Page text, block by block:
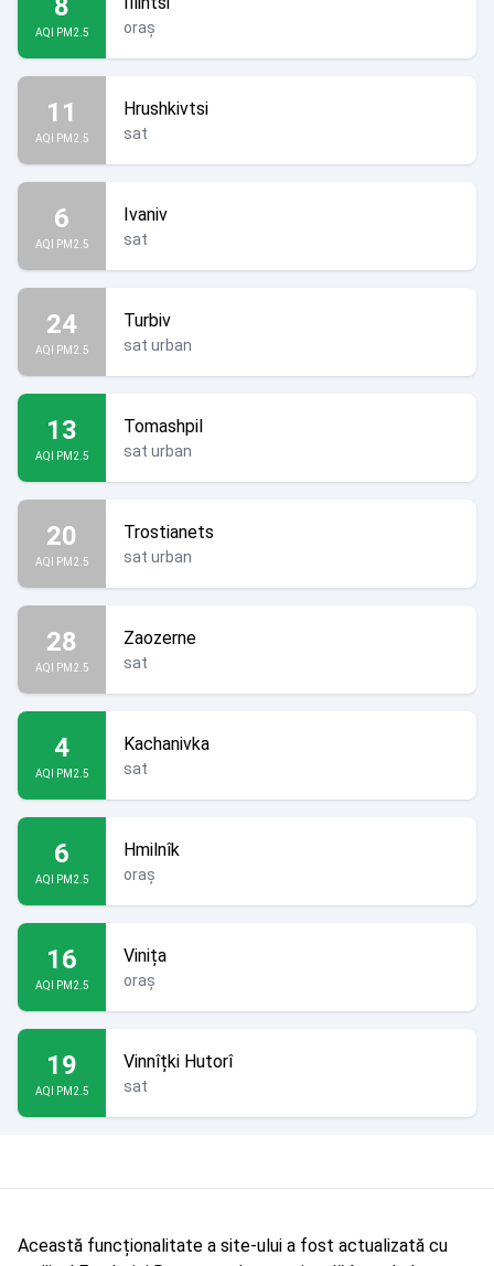
AQI PM2.5 oraș
11
AQI PM2.5
Hrushkivtsi
sat
6
AQI PM2.5
Ivaniv
sat
24
AQI PM2.5
Turbiv
sat urban
13
AQI PM2.5
Tomashpil
sat urban
20
AQI PM2.5
Trostianets
sat urban
28
AQI PM2.5
Zaozerne
sat
4
AQI PM2.5
Kachanivka
sat
6
AQI PM2.5
Hmilnîk
oraș
16
AQI PM2.5
Vinița
oraș
19
AQI PM2.5
Vinnîțki Hutorî
sat
Această funcționalitate a site-ului a fost actualizată cu